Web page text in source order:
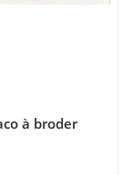
à broder